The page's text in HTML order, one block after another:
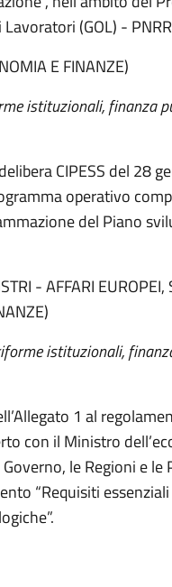
(GOL) -
E FINANZE)
istituzionali, finanza
CIPESS del 28
operativo
del Piano
- AFFARI EUROPEI,
istituzionali,
1 al
con il Ministro
le Regioni e
“Requisiti